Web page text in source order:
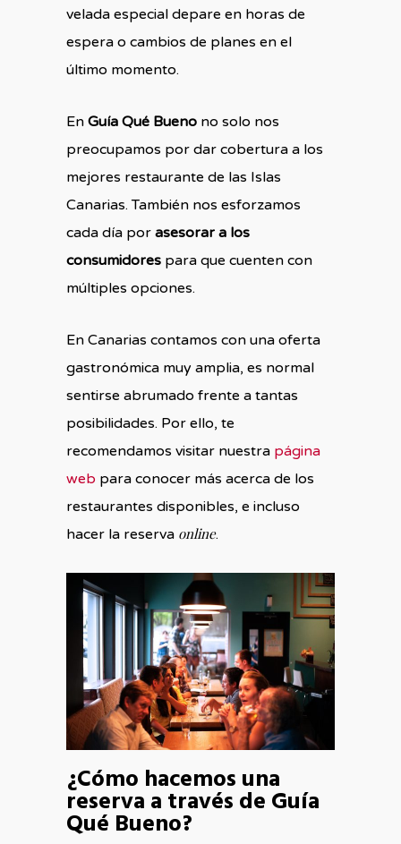
velada especial depare en horas de
espera o cambios de planes en el
último momento.
En Guía Qué Bueno no solo nos
preocupamos por dar cobertura a los
mejores restaurante de las Islas
Canarias. También nos esforzamos
cada día por asesorar a los
consumidores para que cuenten con
múltiples opciones.
En Canarias contamos con una oferta
gastronómica muy amplia, es normal
sentirse abrumado frente a tantas
posibilidades. Por ello, te
recomendamos visitar nuestra página
web para conocer más acerca de los
restaurantes disponibles, e incluso
hacer la reserva online.
¿Cómo hacemos una
reserva a través de Guía
Qué Bueno?